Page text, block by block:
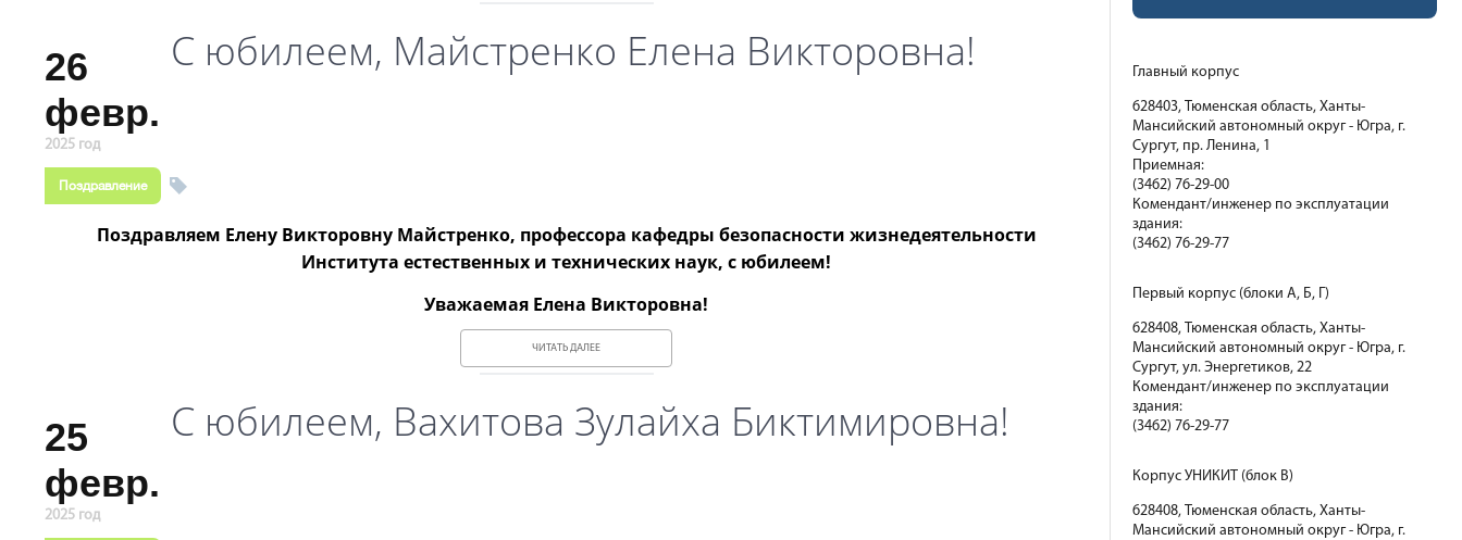
26
февр.
2025 год
С юбилеем, Майстренко Елена Викторовна!
Поздравление
Поздравляем Елену Викторовну Майстренко, профессора кафедры безопасности жизнедеятельности
Института естественных и технических наук, с юбилеем!
Уважаемая Елена Викторовна!
ЧИТАТЬ ДАЛЕЕ
25
февр.
2025 год
С юбилеем, Вахитова Зулайха Биктимировна!
Главный корпус
628403, Тюменская область, Ханты-
Мансийский автономный округ - Югра, г.
Сургут, пр. Ленина, 1
Приемная:
(3462) 76-29-00
Комендант/инженер по эксплуатации
здания:
(3462) 76-29-77
Первый корпус (блоки А, Б, Г)
628408, Тюменская область, Ханты-
Мансийский автономный округ - Югра, г.
Сургут, ул. Энергетиков, 22
Комендант/инженер по эксплуатации
здания:
(3462) 76-29-77
Корпус УНИКИТ (блок В)
628408, Тюменская область, Ханты-
Мансийский автономный округ - Югра, г.